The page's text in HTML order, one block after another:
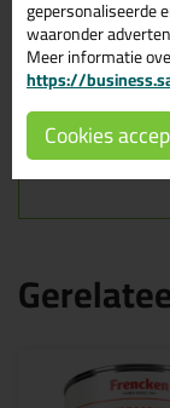
Goed
Na gebruik
Grote
Korte
Nauwelijks
Een breed
24
gepersonaliseerde
waaronder
Meer informatie
https://
Cookies